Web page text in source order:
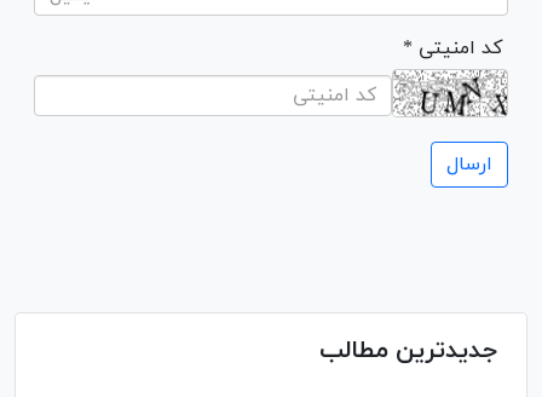
* کد امنیتی
جدیدترین مطالب